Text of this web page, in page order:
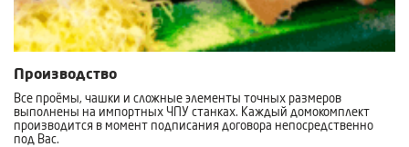
Производство
Все проёмы, чашки и сложные элементы точных размеров
выполнены на импортных ЧПУ станках. Каждый домокомплект
производится в момент подписания договора непосредственно
под Вас.